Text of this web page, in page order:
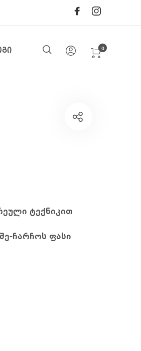
0
ტექნიკით
ჩარჩოს ფასი